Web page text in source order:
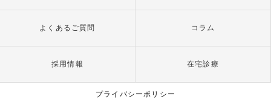
よくあるご質問 コラム
採用情報 在宅診療
プライバシーポリシー